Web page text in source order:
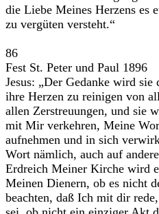
die Liebe Meines Herzens es
zu vergüten versteht.“
86
Fest St. Peter und Paul 1896
Jesus: „Der Gedanke wird sie
ihre Herzen zu reinigen von
allen Zerstreuungen, und sie
mit Mir verkehren, Meine
aufnehmen und in sich
Wort nämlich, auch auf
Erdreich Meiner Kirche wird
Meinen Dienern, ob es nicht
beachten, daß Ich mit dir